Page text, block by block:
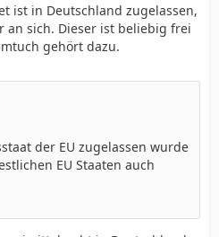
ist in Deutschland zugelassen,
an sich. Dieser ist beliebig frei
gehört dazu.
der EU zugelassen wurde
EU Staaten auch